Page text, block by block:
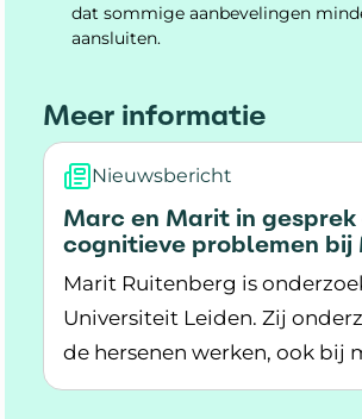
dat sommige aanbevelingen
aansluiten.
Meer informatie
Nieuwsbericht
Marc en Marit in gesprek
cognitieve problemen bij
Marit Ruitenberg is
Universiteit Leiden. Zij
de hersenen werken, ook bij
met MS. Marc Damhuis heeft
Lees meer over Marc en